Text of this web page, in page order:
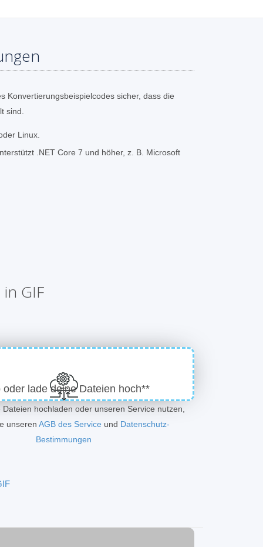
Konvertierungsbeispielcodes sicher, dass die
sind.
Linux.
.NET Core 7 und höher, z. B. Microsoft
GIF
oder lade deine Dateien hoch**
hochladen oder unseren Service nutzen,
unseren AGB des Service und Datenschutz-
Bestimmungen